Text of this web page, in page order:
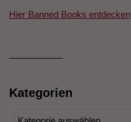
Hier Banned Books entdecken
Kategorien